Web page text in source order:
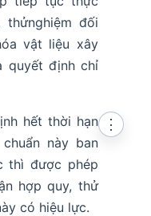
thửnghiệm đối
vật liệu xây
quyết định chỉ
hết thời hạn
này ban
thì được phép
hợp quy, thử
có hiệu lực.
⋮